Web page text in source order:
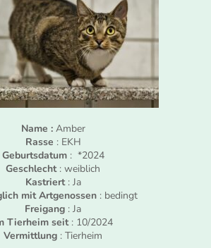
Name :Amber
Rasse : EKH
Geburtsdatum: *2024
Geschlecht: weiblich
Kastriert: Ja
mit Artgenossen : bedingt
Freigang : Ja
Tierheim seit: 10/2024
Vermittlung : Tierheim